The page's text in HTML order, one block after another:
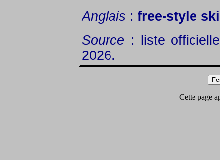
Anglais : free-style
Source : liste
2026.
Cette page